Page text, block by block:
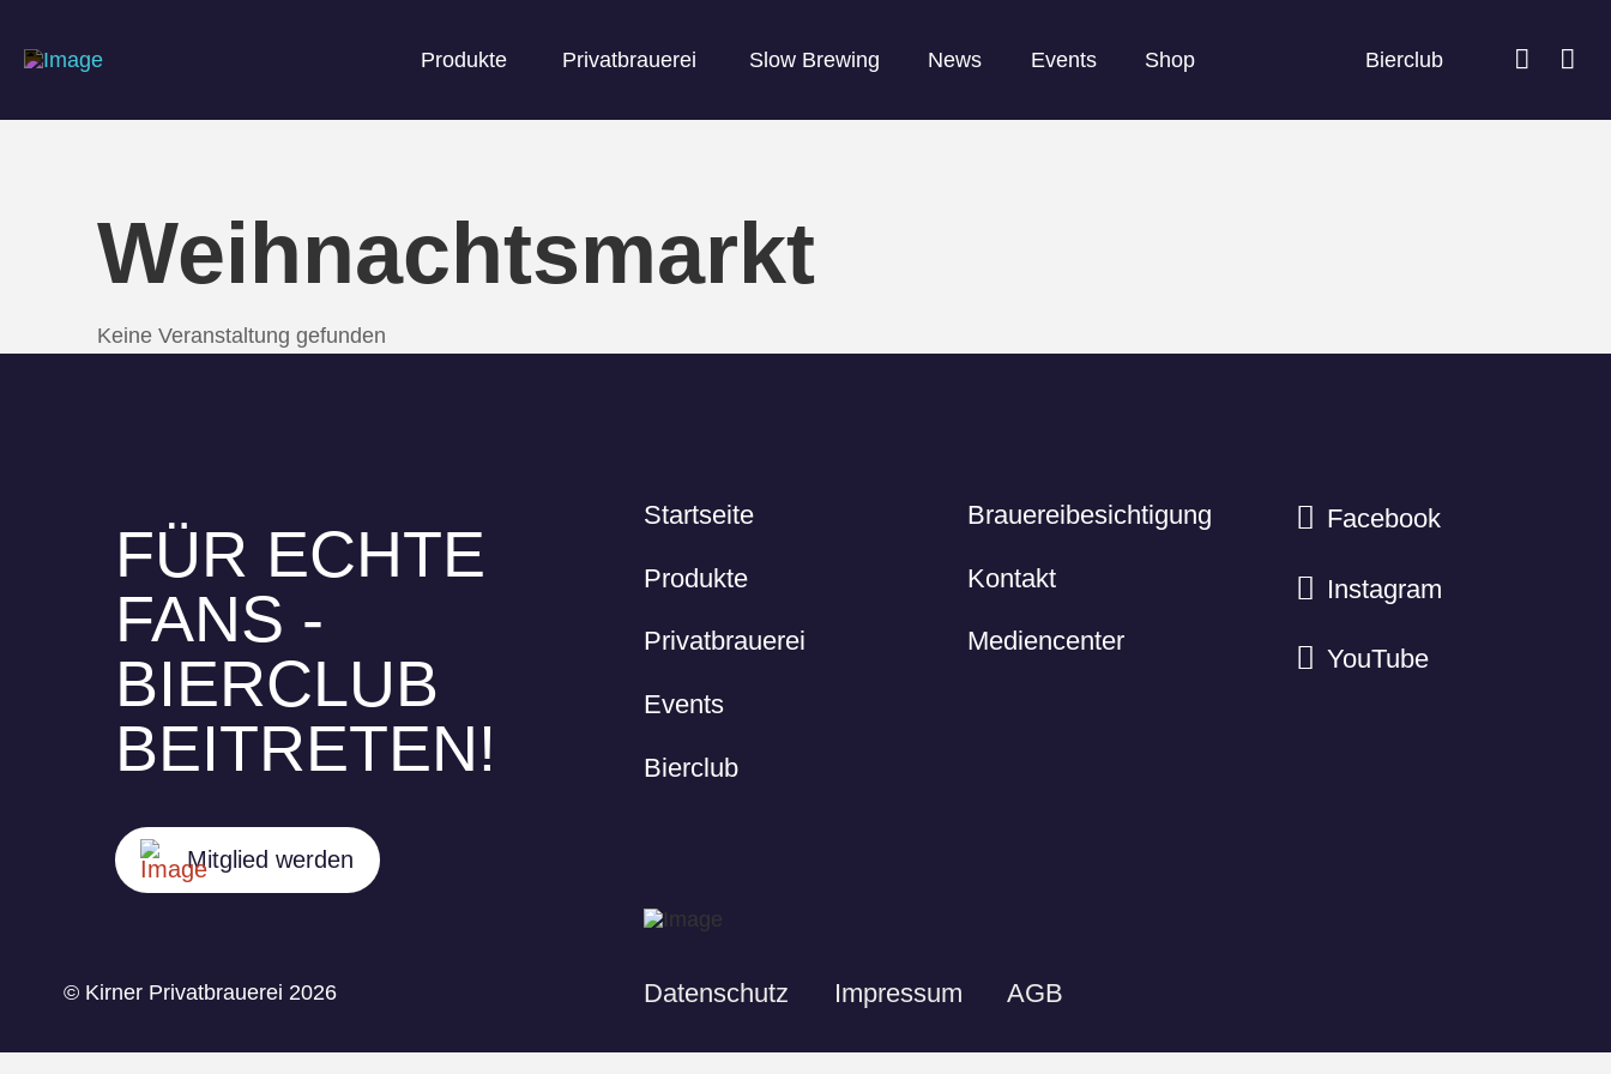
Produkte Privatbrauerei Slow Brewing News Events Shop Bierclub
Weihnachtsmarkt
Keine Veranstaltung gefunden
Startseite
Produkte
Privatbrauerei
Events
Bierclub
Brauereibesichtigung
Kontakt
Mediencenter
Facebook
Instagram
YouTube
© Kirner Privatbrauerei 2026 Datenschutz Impressum AGB
FÜR ECHTE
FANS -
BIERCLUB
BEITRETEN!
Mitglied werden